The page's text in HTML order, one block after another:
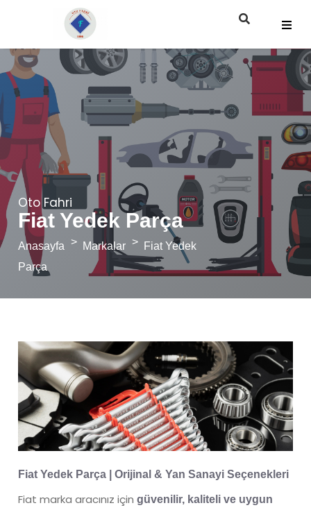
Oto Fahri
Fiat Yedek Parça
Anasayfa Markalar
Fiat Yedek
Parça
Fiat Yedek Parça | Orijinal & Yan Sanayi Seçenekleri
Fiat marka aracınız içingüvenilir, kaliteli ve uygun